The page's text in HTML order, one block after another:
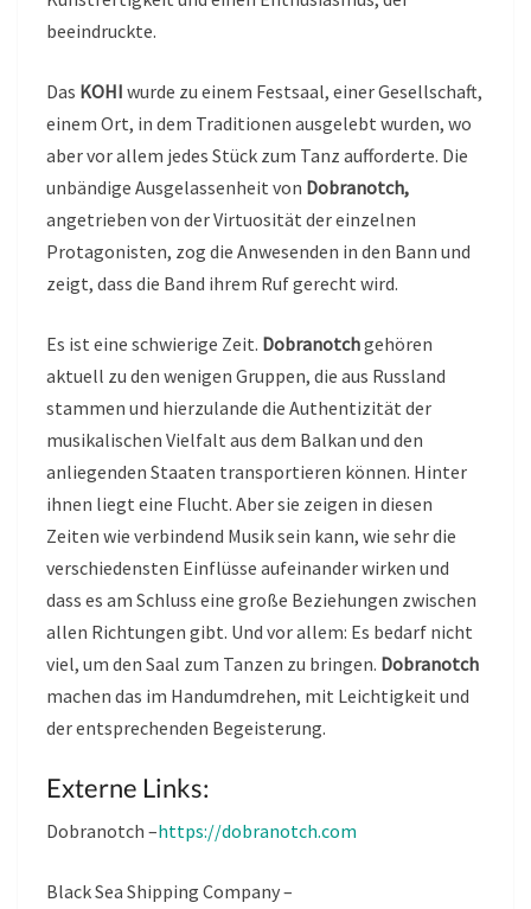
beeindruckte.
Das KOHI wurde zu einem Festsaal, einer Gesellschaft,
einem Ort, in dem Traditionen ausgelebt wurden, wo
aber vor allem jedes Stück zum Tanz aufforderte. Die
unbändige Ausgelassenheit von Dobranotch,
angetrieben von der Virtuosität der einzelnen
Protagonisten, zog die Anwesenden in den Bann und
zeigt, dass die Band ihrem Ruf gerecht wird.
Es ist eine schwierige Zeit. Dobranotchgehören
aktuell zu den wenigen Gruppen, die aus Russland
stammen und hierzulande die Authentizität der
musikalischen Vielfalt aus dem Balkan und den
anliegenden Staaten transportieren können. Hinter
ihnen liegt eine Flucht. Aber sie zeigen in diesen
Zeiten wie verbindend Musik sein kann, wie sehr die
verschiedensten Einflüsse aufeinander wirken und
dass es am Schluss eine große Beziehungen zwischen
allen Richtungen gibt. Und vor allem: Es bedarf nicht
viel, um den Saal zum Tanzen zu bringen. Dobranotch
machen das im Handumdrehen, mit Leichtigkeit und
der entsprechenden Begeisterung.
Externe Links:
Dobranotch –https://dobranotch.com
Black Sea Shipping Company –